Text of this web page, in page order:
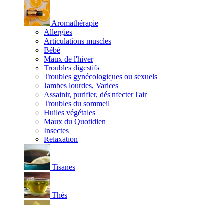
Aromathérapie
Allergies
Articulations muscles
Bébé
Maux de l'hiver
Troubles digestifs
Troubles gynécologiques ou sexuels
Jambes lourdes, Varices
Assainir, purifier, désinfecter l'air
Troubles du sommeil
Huiles végétales
Maux du Quotidien
Insectes
Relaxation
Tisanes
Thés